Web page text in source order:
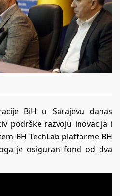
BiH u Sarajevu danas
podrške razvoju inovacija i
BH TechLab platforme BH
je osiguran fond od dva